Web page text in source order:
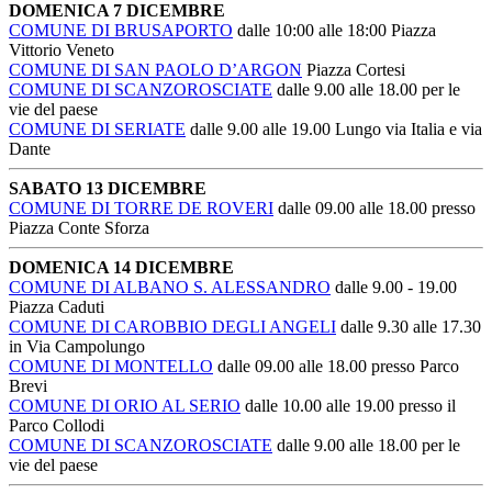
DOMENICA 7 DICEMBRE
COMUNE DI BRUSAPORTO dalle 10:00 alle 18:00 Piazza
Vittorio Veneto
COMUNE DI SAN PAOLO D’ARGON Piazza Cortesi
COMUNE DI SCANZOROSCIATE dalle 9.00 alle 18.00 per le
vie del paese
COMUNE DI SERIATE dalle 9.00 alle 19.00 Lungo via Italia e via
Dante
SABATO 13 DICEMBRE
COMUNE DI TORRE DE ROVERI dalle 09.00 alle 18.00 presso
Piazza Conte Sforza
DOMENICA 14 DICEMBRE
COMUNE DI ALBANO S. ALESSANDRO dalle 9.00 - 19.00
Piazza Caduti
COMUNE DI CAROBBIO DEGLI ANGELI dalle 9.30 alle 17.30
in Via Campolungo
COMUNE DI MONTELLO dalle 09.00 alle 18.00 presso Parco
Brevi
COMUNE DI ORIO AL SERIO dalle 10.00 alle 19.00 presso il
Parco Collodi
COMUNE DI SCANZOROSCIATE dalle 9.00 alle 18.00 per le
vie del paese